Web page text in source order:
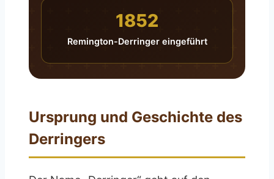
1852
Remington-Derringer eingeführt
Ursprung und Geschichte des
Derringers